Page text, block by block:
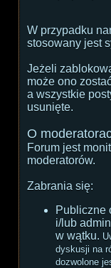
W przypadku
stosowany jest
Jeżeli
może ono
a wszystkie
usunięte.
O
Forum jest
moderatorów.
Zabrania się:
Publiczne
i/lub
w wątku.
dyskusji na
dozwolone